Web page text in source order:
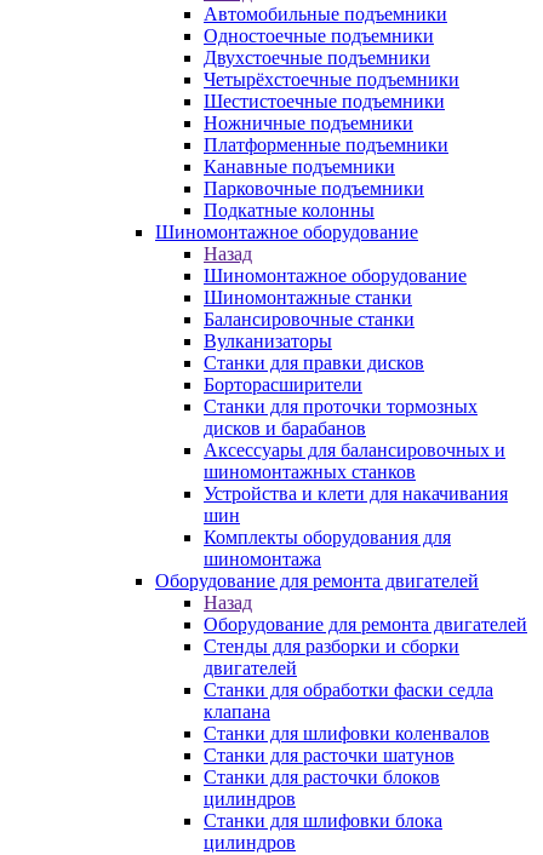
Автомобильные подъемники
Одностоечные подъемники
Двухстоечные подъемники
Четырёхстоечные подъемники
Шестистоечные подъемники
Ножничные подъемники
Платформенные подъемники
Канавные подъемники
Парковочные подъемники
Подкатные колонны
Шиномонтажное оборудование
Назад
Шиномонтажное оборудование
Шиномонтажные станки
Балансировочные станки
Вулканизаторы
Станки для правки дисков
Борторасширители
Станки для проточки тормозных
дисков и барабанов
Аксессуары для балансировочных и
шиномонтажных станков
Устройства и клети для накачивания
шин
Комплекты оборудования для
шиномонтажа
Оборудование для ремонта двигателей
Назад
Оборудование для ремонта двигателей
Стенды для разборки и сборки
двигателей
Станки для обработки фаски седла
клапана
Станки для шлифовки коленвалов
Станки для расточки шатунов
Станки для расточки блоков
цилиндров
Станки для шлифовки блока
цилиндров